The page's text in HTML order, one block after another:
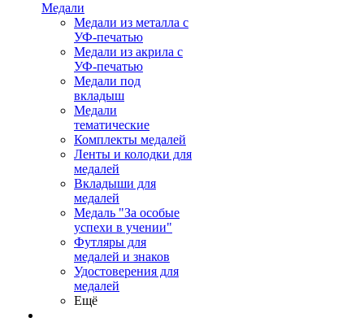
Медали
Медали из металла с
УФ-печатью
Медали из акрила с
УФ-печатью
Медали под
вкладыш
Медали
тематические
Комплекты медалей
Ленты и колодки для
медалей
Вкладыши для
медалей
Медаль "За особые
успехи в учении"
Футляры для
медалей и знаков
Удостоверения для
медалей
Ещё